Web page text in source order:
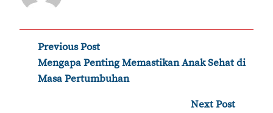
Post
navigation
Previous Post
Mengapa Penting Memastikan Anak Sehat di
Masa Pertumbuhan
Next Post